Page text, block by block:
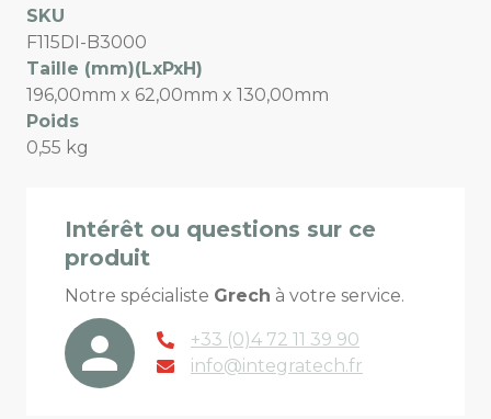
SKU
F115DI-B3000
Taille (mm)(LxPxH)
196,00mm x 62,00mm x 130,00mm
Poids
0,55 kg
Intérêt ou questions sur ce
produit
Notre spécialiste Grech à votre service.
+33 (0)4 72 11 39 90
info@integratech.fr